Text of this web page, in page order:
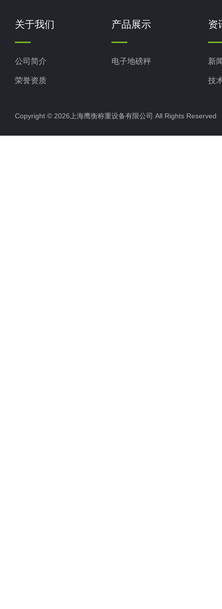
关于我们
公司简介
荣誉资质
产品展示
电子地磅秤
资
新
技
Copyright © 2026上海鹰衡称重设备有限公司 All Rights